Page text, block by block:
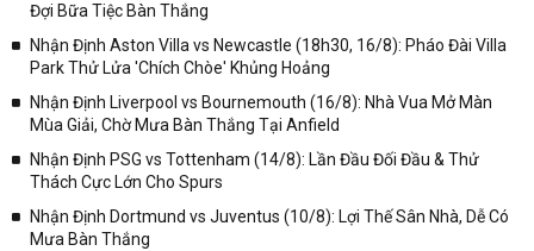
Đợi Bữa Tiệc Bàn Thắng
Nhận Định Aston Villa vs Newcastle (18h30, 16/8): Pháo Đài Villa
Park Thử Lửa 'Chích Chòe' Khủng Hoảng
Nhận Định Liverpool vs Bournemouth (16/8): Nhà Vua Mở Màn
Mùa Giải, Chờ Mưa Bàn Thắng Tại Anfield
Nhận Định PSG vs Tottenham (14/8): Lần Đầu Đối Đầu & Thử
Thách Cực Lớn Cho Spurs
Nhận Định Dortmund vs Juventus (10/8): Lợi Thế Sân Nhà, Dễ Có
Mưa Bàn Thắng